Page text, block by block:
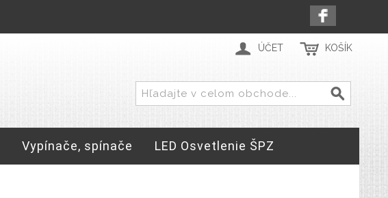
ÚČET KOŠÍK
Vypínače, spínače LED Osvetlenie ŠPZ